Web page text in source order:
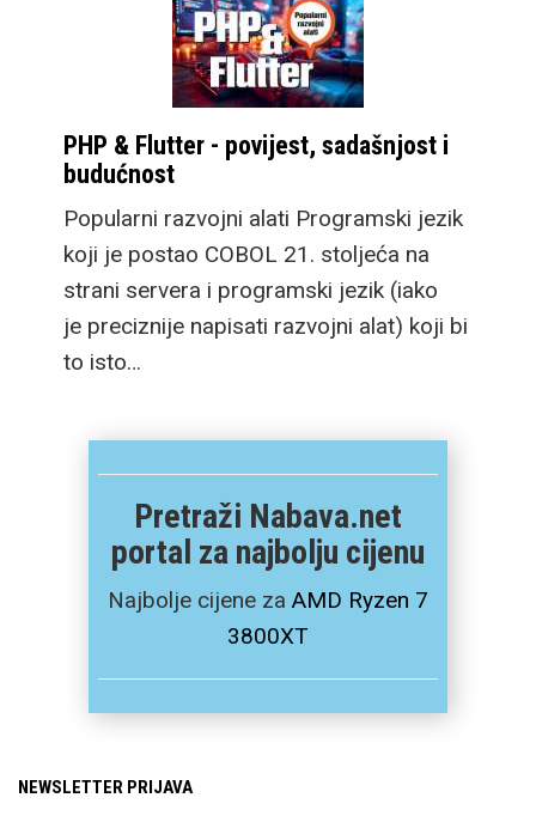
PHP & Flutter - povijest, sadašnjost i
budućnost
Popularni razvojni alati Programski jezik
koji je postao COBOL 21. stoljeća na
strani servera i programski jezik (iako
je preciznije napisati razvojni alat) koji bi
to isto…
Pretraži Nabava.net
portal za najbolju cijenu
Najbolje cijene za AMD Ryzen 7
3800XT
NEWSLETTER PRIJAVA